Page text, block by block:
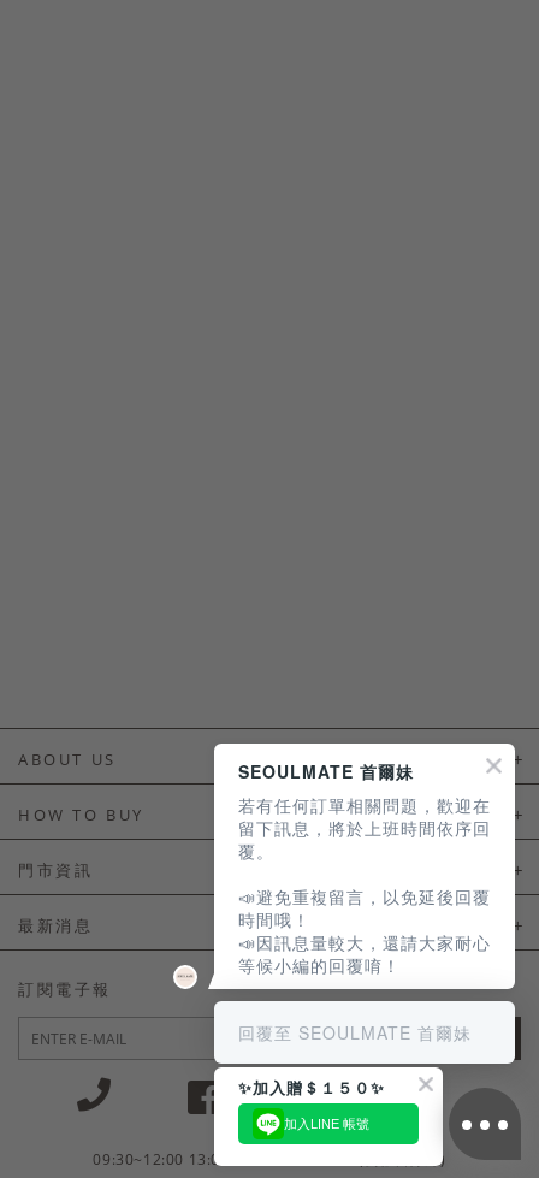
ABOUT US
HOW TO BUY
如何購買
會員常見問題
訂單常見問題
商品售後服務
電子發票
門市資訊
門市資訊
最新消息
LINE官方會員活動
訂閱電子報
JOIN
09:30~12:00 13:00~18:30 / Mon - Fri(例假日除外)
SEOULMATE 首爾妹
若有任何訂單相關問題，歡迎在
留下訊息，將於上班時間依序回
覆。
📣避免重複留言，以免延後回覆
時間哦！
📣因訊息量較大，還請大家耐心
等候小編的回覆唷！
回覆至 SEOULMATE 首爾妹
✨加入贈＄１５０✨
加入LINE 帳號